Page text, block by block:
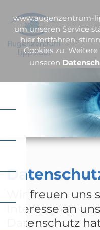
Wir freuen uns
Interesse an
Datenschutz
www.augenzentrum-
um unseren Service
hier fortfahren,
Cookies zu.
unseren